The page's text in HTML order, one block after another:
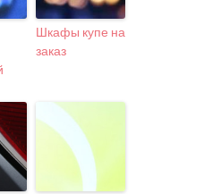
Шкафы купе на
заказ